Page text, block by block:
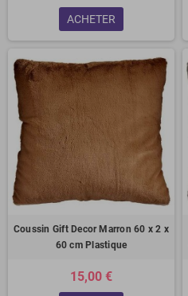
ACHETER
Coussin Gift Decor Marron 60 x 2 x
60 cm Plastique
15,00 €